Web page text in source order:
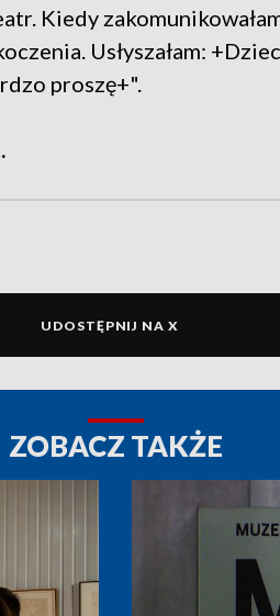
Kiedy
Usłyszałam:
proszę+".
UDOSTĘPNIJ NA X
ZOBACZ TAKŻE